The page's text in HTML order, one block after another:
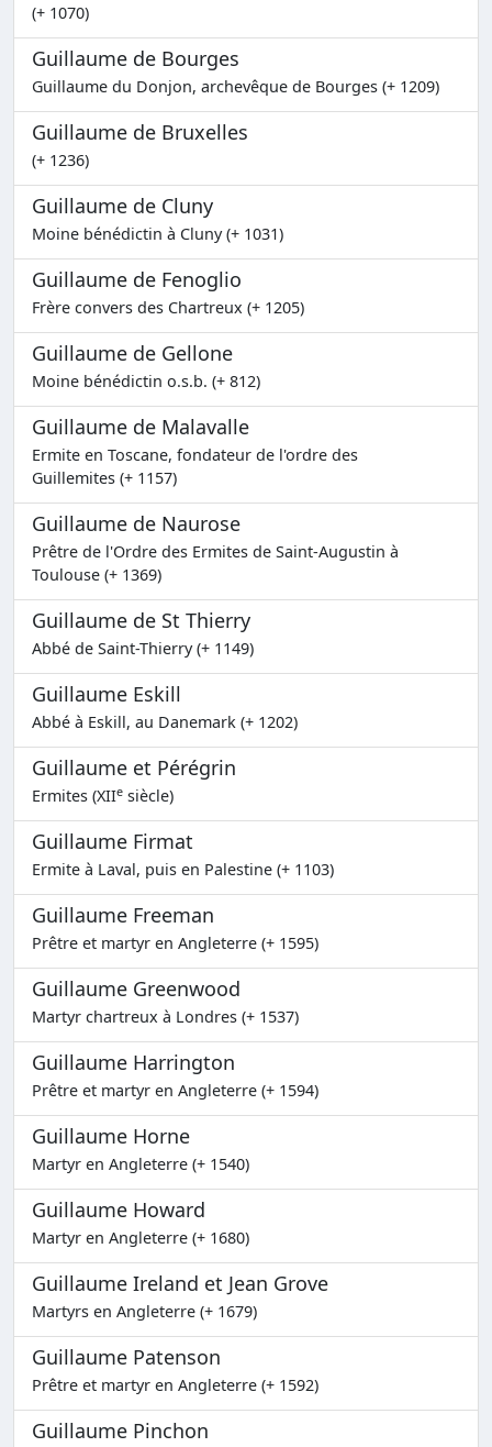
(+ 1070)
Guillaume de Bourges
Guillaume du Donjon, archevêque de Bourges (+ 1209)
Guillaume de Bruxelles
(+ 1236)
Guillaume de Cluny
Moine bénédictin à Cluny (+ 1031)
Guillaume de Fenoglio
Frère convers des Chartreux (+ 1205)
Guillaume de Gellone
Moine bénédictin o.s.b. (+ 812)
Guillaume de Malavalle
Ermite en Toscane, fondateur de l'ordre des
Guillemites (+ 1157)
Guillaume de Naurose
Prêtre de l'Ordre des Ermites de Saint-Augustin à
Toulouse (+ 1369)
Guillaume de St Thierry
Abbé de Saint-Thierry (+ 1149)
Guillaume Eskill
Abbé à Eskill, au Danemark (+ 1202)
Guillaume et Pérégrin
Ermites (XIIe siècle)
Guillaume Firmat
Ermite à Laval, puis en Palestine (+ 1103)
Guillaume Freeman
Prêtre et martyr en Angleterre (+ 1595)
Guillaume Greenwood
Martyr chartreux à Londres (+ 1537)
Guillaume Harrington
Prêtre et martyr en Angleterre (+ 1594)
Guillaume Horne
Martyr en Angleterre (+ 1540)
Guillaume Howard
Martyr en Angleterre (+ 1680)
Guillaume Ireland et Jean Grove
Martyrs en Angleterre (+ 1679)
Guillaume Patenson
Prêtre et martyr en Angleterre (+ 1592)
Guillaume Pinchon